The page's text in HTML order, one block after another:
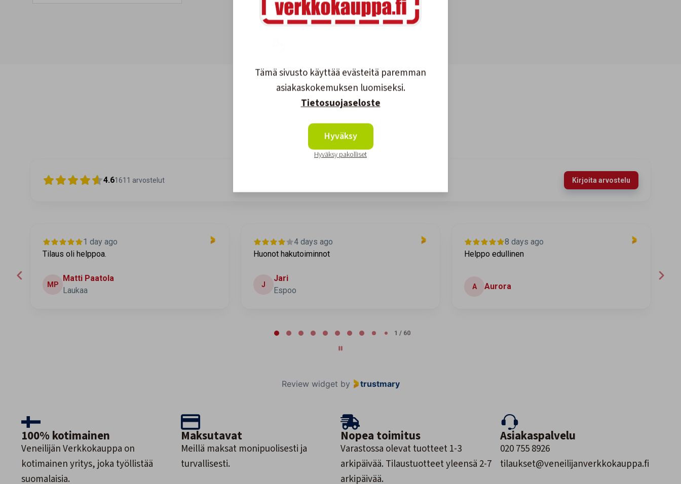
Asiakkaidemme kokemuksia
4.61611 arvostelut Kirjoita arvostelu
4 days ago
Huonot hakutoiminnot
J
Jari
Espoo
8 days ago
Helppo edullinen
A Aurora
10 days ago
Helppo ja luotettava
M Mikko
2 / 60
Review widget by trustmary
100% kotimainen
Veneilijän Verkkokauppa on
kotimainen yritys, joka työllistää
suomalaisia.
Maksutavat
Meillä maksat monipuolisesti ja
turvallisesti.
Nopea toimitus
Varastossa olevat tuotteet 1-3
arkipäivää. Tilaustuotteet yleensä 2-7
arkipäivää.
Asiakaspalvelu
020 755 8926
tilaukset@veneilijanverkkokauppa.fi
Tämä sivusto käyttää evästeitä paremman
asiakaskokemuksen luomiseksi.
Tietosuojaseloste
Hyväksy
Hyväksy pakolliset